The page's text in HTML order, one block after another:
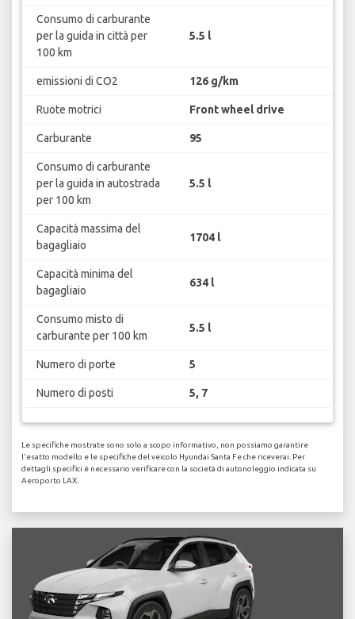
Consumo di carburante
per la guida in città per
100 km
5.5 l
emissioni di CO2 126 g/km
Ruote motrici Front wheel drive
Carburante 95
Consumo di carburante
per la guida in autostrada
per 100 km
5.5 l
Capacità massima del
bagagliaio
1704 l
Capacità minima del
bagagliaio
634 l
Consumo misto di
carburante per 100 km
5.5 l
Numero di porte 5
Numero di posti 5, 7
Le specifiche mostrate sono solo a scopo informativo, non possiamo garantire
l'esatto modello e le specifiche del veicolo Hyundai Santa Fe che riceverai. Per
dettagli specifici è necessario verificare con la società di autonoleggio indicata su
Aeroporto LAX.